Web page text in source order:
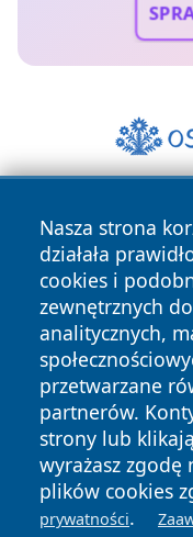
Nasza strona
działała
cookies i
zewnętrznych
analitycznych,
przetwarzane
partnerów.
strony lub
wyrażasz zgodę
plików cookies
prywatności.
Copyright © 2026
News Autorzy